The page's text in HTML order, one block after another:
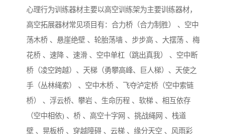
心理行为训练器材主要以高空训练架为主要训练器材，
高空拓展器材常见项目有：合力桥（合力制胜） 、空中
荡木桥 、悬崖绝壁 、轮胎荡墙 、步步高 、大摆荡 、梅
花桥 、速降 、速滑 、空中单杠（跳出真我） 、空中断
桥（凌空跨越）、天梯（勇攀高峰、巨人梯）、天使之
手（丛林绳索） 、空中木桥 、飞夺泸定桥（空中索链
桥） 、浮云桥、攀岩 、生命历程 、软梯 、相互依存
（空中相依) 、桥 、高空十字网 、挑战绳网 、栈道
壁 、晃板桥 、穿越障碍 、云梯 、缘分天空 、风雨彩